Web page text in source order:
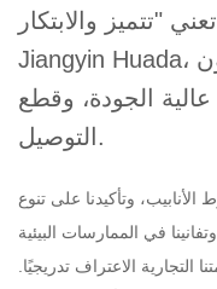
"تتميز والابتكار". -
Jiangyin Huada، مصدرك الموثوق بمنتجات اللون
عالية الجودة، وقطع
التوصيل.
وتأكيدنا على تنوع
في الممارسات البيئية
التجارية الاعتراف تدريجيًا.